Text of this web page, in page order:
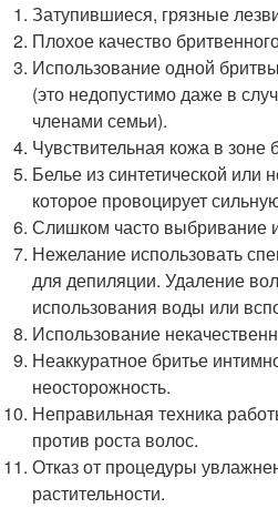
Затупившиеся, грязные
Плохое качество
Использование одной
(это недопустимо даже в
членами семьи).
Чувствительная кожа в зоне
Белье из синтетической или
которое провоцирует
Слишком часто выбривание
Нежелание использовать
для депиляции. Удаление
использования воды или
Использование
Неаккуратное бритье
неосторожность.
Неправильная техника
против роста волос.
Отказ от процедуры
растительности.